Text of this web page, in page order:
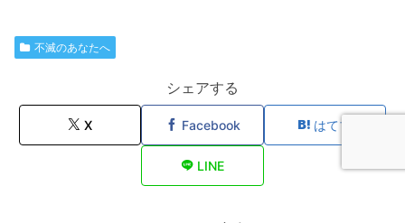
不滅のあなたへ
シェアする
X Facebook はてブ
LINE